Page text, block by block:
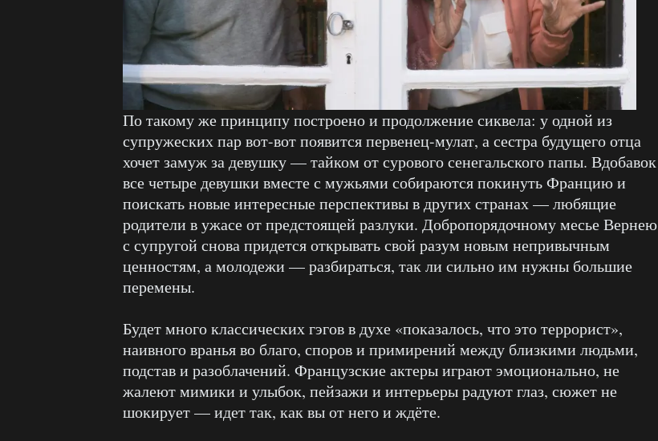
По такому же принципу построено и продолжение сиквела: у одной из
супружеских пар вот-вот появится первенец-мулат, а сестра будущего отца
хочет замуж за девушку — тайком от сурового сенегальского папы. Вдобавок
все четыре девушки вместе с мужьями собираются покинуть Францию и
поискать новые интересные перспективы в других странах — любящие
родители в ужасе от предстоящей разлуки. Добропорядочному месье Вернею
с супругой снова придется открывать свой разум новым непривычным
ценностям, а молодежи — разбираться, так ли сильно им нужны большие
перемены.
Будет много классических гэгов в духе «показалось, что это террорист»,
наивного вранья во благо, споров и примирений между близкими людьми,
подстав и разоблачений. Французские актеры играют эмоционально, не
жалеют мимики и улыбок, пейзажи и интерьеры радуют глаз, сюжет не
шокирует — идет так, как вы от него и ждёте.